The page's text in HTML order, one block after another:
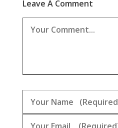
Leave A Comment